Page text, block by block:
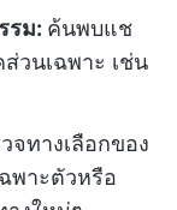
รม: ค้นพบแช
วนเฉพาะ เช่น
จทางเลือกของ
พาะตัวหรือ